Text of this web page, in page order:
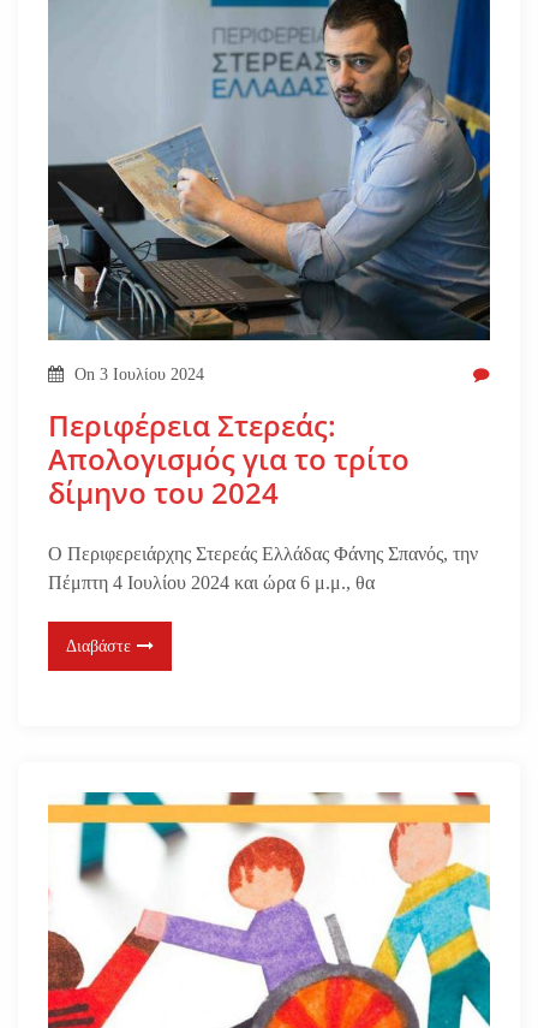
On 3 Ιουλίου 2024
Περιφέρεια Στερεάς:
Απολογισμός για το τρίτο
δίμηνο του 2024
Ο Περιφερειάρχης Στερεάς Ελλάδας Φάνης Σπανός, την
Πέμπτη 4 Ιουλίου 2024 και ώρα 6 μ.μ., θα
Διαβάστε